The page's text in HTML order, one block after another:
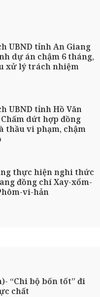
UBND tỉnh An Giang
dự án chậm 6 tháng,
xử lý trách nhiệm
UBND tỉnh Hồ Văn
dứt hợp đồng
thầu vi phạm, chậm
thực hiện nghi thức
đồng chí Xay-xổm-
vi-hản
“Chi bộ bốn tốt” đi
chất